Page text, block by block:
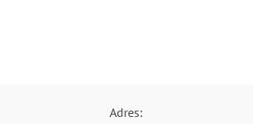
Adres: